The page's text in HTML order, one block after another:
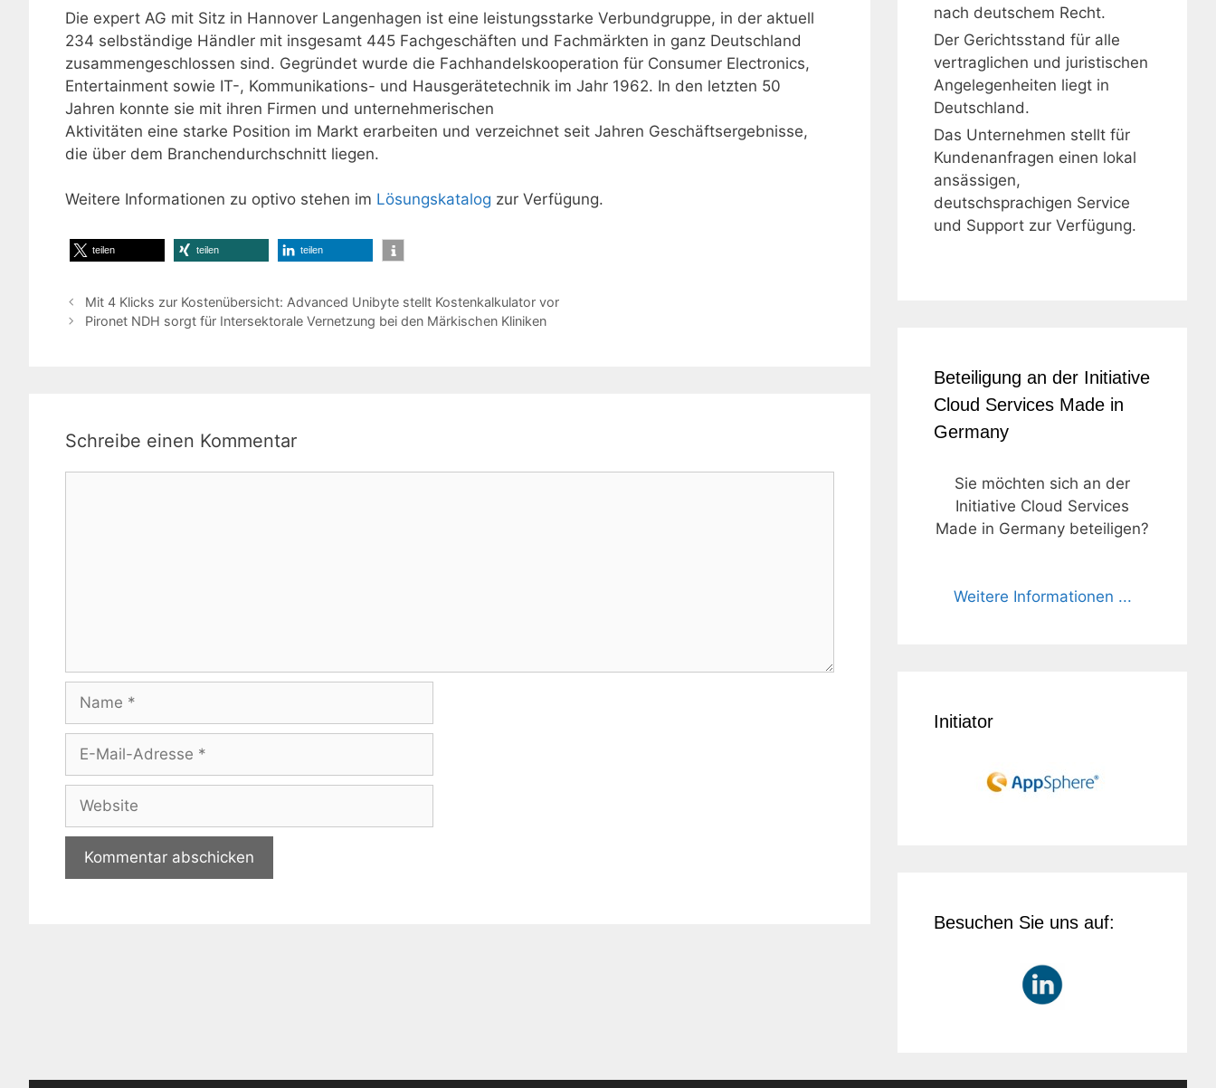
Die expert AG mit Sitz in Hannover Langenhagen ist eine leistungsstarke Verbundgruppe, in der aktuell
234 selbständige Händler mit insgesamt 445 Fachgeschäften und Fachmärkten in ganz Deutschland
zusammengeschlossen sind. Gegründet wurde die Fachhandelskooperation für Consumer Electronics,
Entertainment sowie IT-, Kommunikations- und Hausgerätetechnik im Jahr 1962. In den letzten 50
Jahren konnte sie mit ihren Firmen und unternehmerischen
Aktivitäten eine starke Position im Markt erarbeiten und verzeichnet seit Jahren Geschäftsergebnisse,
die über dem Branchendurchschnitt liegen.
Weitere Informationen zu optivo stehen im Lösungskatalog zur Verfügung.
teilen teilen teilen
Mit 4 Klicks zur Kostenübersicht: Advanced Unibyte stellt Kostenkalkulator vor
Pironet NDH sorgt für Intersektorale Vernetzung bei den Märkischen Kliniken
Schreibe einen Kommentar
Mail-
Adresse
nach deutschem Recht.
Der Gerichtsstand für alle
vertraglichen und juristischen
Angelegenheiten liegt in
Deutschland.
Das Unternehmen stellt für
Kundenanfragen einen lokal
ansässigen,
deutschsprachigen Service
und Support zur Verfügung.
Beteiligung an der Initiative
Cloud Services Made in
Germany
Sie möchten sich an der
Initiative Cloud Services
Made in Germany beteiligen?
Weitere Informationen ...
Initiator
Besuchen Sie uns auf: